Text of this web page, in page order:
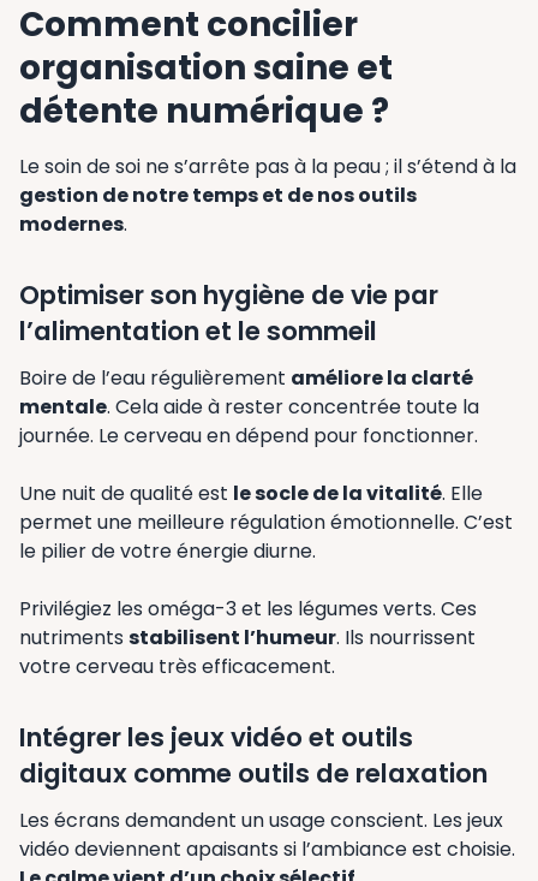
Comment concilier
organisation saine et
détente numérique ?
Le soin de soi ne s’arrête pas à la peau ; il s’étend à la
gestion de notre temps et de nos outils
modernes.
Optimiser son hygiène de vie par
l’alimentation et le sommeil
Boire de l’eau régulièrement améliore la clarté
mentale. Cela aide à rester concentrée toute la
journée. Le cerveau en dépend pour fonctionner.
Une nuit de qualité est le socle de la vitalité. Elle
permet une meilleure régulation émotionnelle. C’est
le pilier de votre énergie diurne.
Privilégiez les oméga-3 et les légumes verts. Ces
nutriments stabilisent l’humeur. Ils nourrissent
votre cerveau très efficacement.
Intégrer les jeux vidéo et outils
digitaux comme outils de relaxation
Les écrans demandent un usage conscient. Les jeux
vidéo deviennent apaisants si l’ambiance est choisie.